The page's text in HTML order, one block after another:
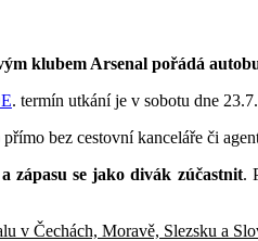
klubem Arsenal pořádá
. termín utkání je v sobotu dne
bez cestovní kanceláře či
zápasu se jako divák zúčastnit.
v Čechách, Moravě, Slezsku a